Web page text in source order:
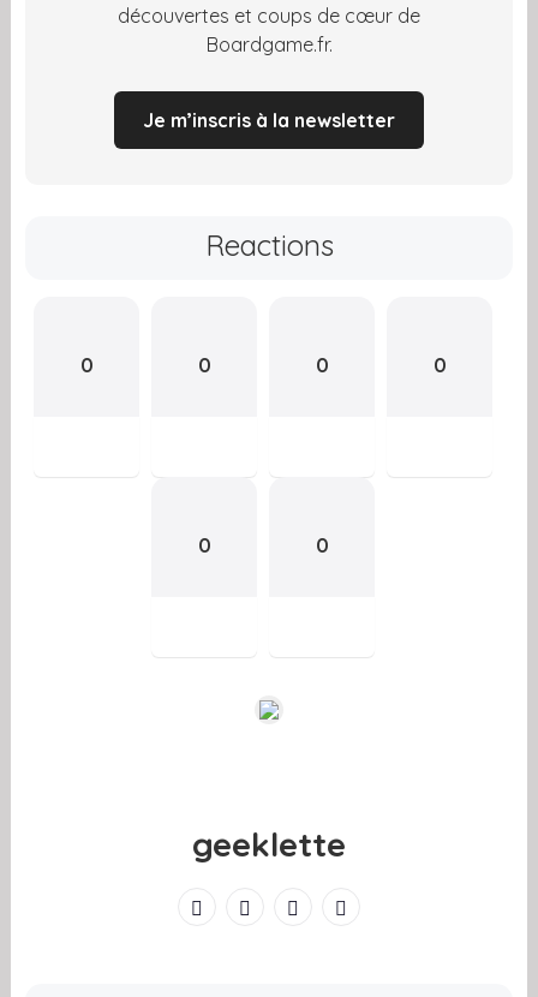
découvertes et coups de cœur de
Boardgame.fr.
Je m’inscris à la newsletter
Reactions
0 0 0 0
0 0
geeklette